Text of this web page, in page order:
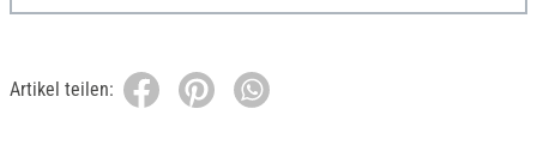
Artikel teilen: